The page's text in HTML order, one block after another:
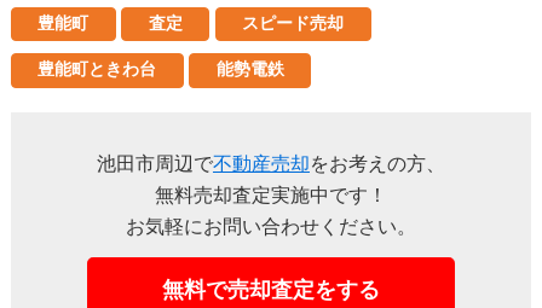
豊能町 査定 スピード売却
豊能町ときわ台 能勢電鉄
池田市周辺で不動産売却をお考えの方、
無料売却査定実施中です！
お気軽にお問い合わせください。
無料で売却査定をする